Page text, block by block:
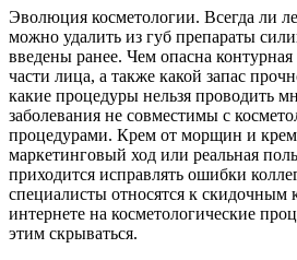
Эволюция косметологии. Всегда ли
можно удалить из губ препараты
введены ранее. Чем опасна
части лица, а также какой запас
какие процедуры нельзя проводить
заболевания не совместимы с
процедурами. Крем от морщин и
маркетинговый ход или реальная
приходится исправлять ошибки
специалисты относятся к скидочным
интернете на косметологические
этим скрываться.